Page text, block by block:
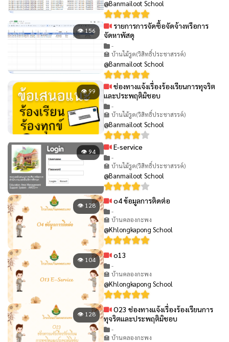
@Banmailoot School
👁 156
รายการการจัดซื้อจัดจ้างหรือการ
จัดหาพัสดุ
-
🏫 บ้านไม้รูด(วิสิทธิ์ประชาสรรค์)
@Banmailoot School
👁 99
ช่องทางแจ้งเรื่องร้องเรียนการทุจริต
และประพฤติมิชอบ
-
🏫 บ้านไม้รูด(วิสิทธิ์ประชาสรรค์)
@Banmailoot School
👁 94 E-service
-
🏫 บ้านไม้รูด(วิสิทธิ์ประชาสรรค์)
@Banmailoot School
👁 128 o4 ข้อมูลการติดต่อ
-
🏫 บ้านคลองกะพง
@Khlongkapong School
👁 104 o13
-
🏫 บ้านคลองกะพง
@Khlongkapong School
👁 128
O23 ช่องทางแจ้งเรื่องร้องเรียนการ
ทุจริตและประพฤติมิชอบ
-
🏫 บ้านคลองกะพง